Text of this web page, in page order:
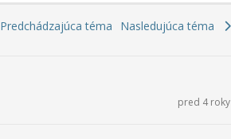
Predchádzajúca téma Nasledujúca téma
pred 4 roky